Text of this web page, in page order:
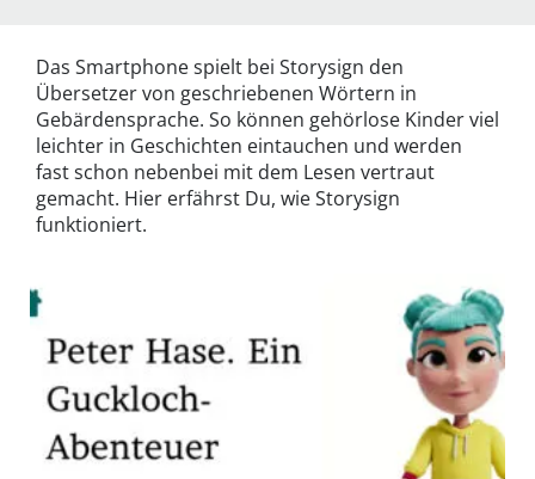
Das Smartphone spielt bei Storysign den
Übersetzer von geschriebenen Wörtern in
Gebärdensprache. So können gehörlose Kinder viel
leichter in Geschichten eintauchen und werden
fast schon nebenbei mit dem Lesen vertraut
gemacht. Hier erfährst Du, wie Storysign
funktioniert.